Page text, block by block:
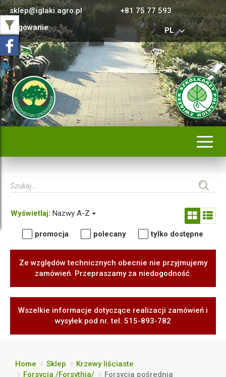
sklep@iglaki.agro.pl
+81 75 77 593
Logowanie
PL
Wyświetlaj: Nazwy A-Z
promocja polecany tylko dostępne
Ze względów technicznych obecnie nie przyjmujemy
zamówień. Przepraszamy za niedogodność.
Wszelkie informacje dotyczące realizacji zamówień i
wysyłek pod nr. tel. 515-893-782
Home Sklep
Krzewy liściaste
Forsycja /Forsythia/
Forsycja pośrednia